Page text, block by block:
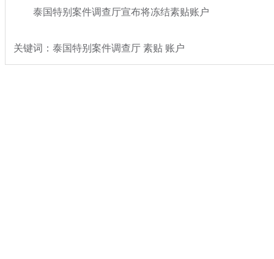
泰国特别案件调查厅宣布将冻结素贴账户
关键词：泰国特别案件调查厅 素贴 账户